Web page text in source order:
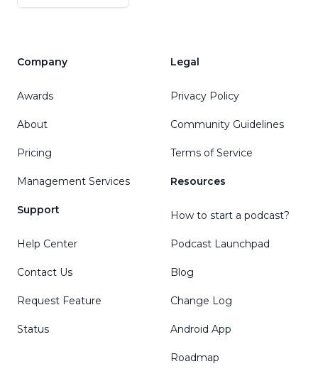
Company
Awards
About
Pricing
Management Services
Support
Help Center
Contact Us
Request Feature
Status
Legal
Privacy Policy
Community Guidelines
Terms of Service
Resources
How to start a podcast?
Podcast Launchpad
Blog
Change Log
Android App
Roadmap